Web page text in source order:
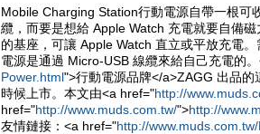
Mobile Charging Station行動電源自帶一根可
纜，而要是想給 Apple Watch 充電就要自備
的基座，可讓 Apple Watch 直立或平放充電
電源是通過 Micro-USB 線纜來給自己充電的
Power.html">行動電源品牌</a>ZAGG 出品
時候上市。本文由<a href="http://
href="http://www.muds.com.tw/">http://
友情鏈接：<a href="http://